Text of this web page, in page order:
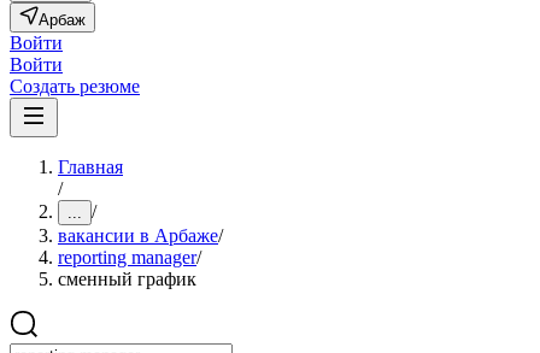
Арбаж
Войти
Войти
Создать резюме
Главная
/
... /
вакансии в Арбаже/
reporting manager/
сменный график